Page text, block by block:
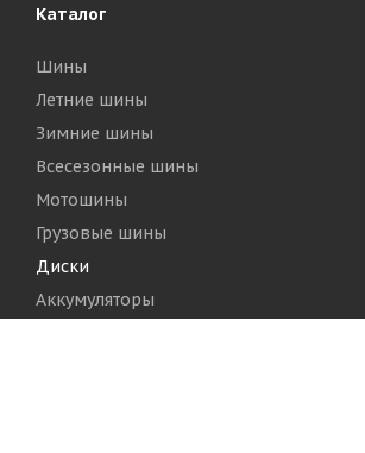
Каталог
Шины
Летние шины
Зимние шины
Всесезонные шины
Мотошины
Грузовые шины
Диски
Аккумуляторы